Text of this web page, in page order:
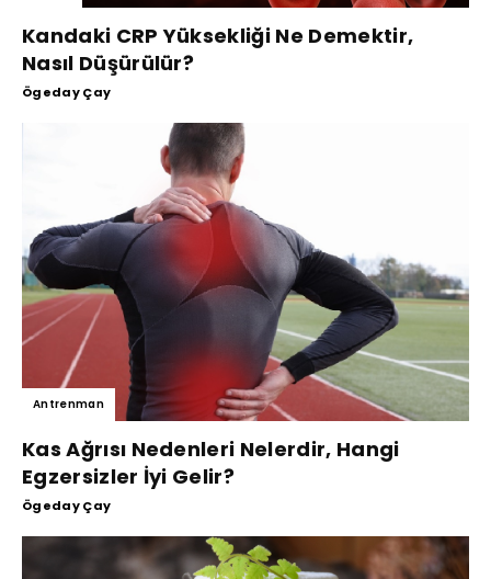
Kandaki CRP Yüksekliği Ne Demektir,
Nasıl Düşürülür?
Ögeday Çay
Antrenman
Kas Ağrısı Nedenleri Nelerdir, Hangi
Egzersizler İyi Gelir?
Ögeday Çay